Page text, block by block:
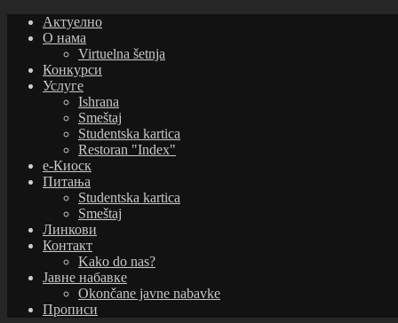
Актуелно
О нама
Virtuelna šetnja
Конкурси
Услуге
Ishrana
Smeštaj
Studentska kartica
Restoran "Index"
е-Киоск
Питања
Studentska kartica
Smeštaj
Линкови
Контакт
Kako do nas?
Јавне набавке
Okončane javne nabavke
Прописи